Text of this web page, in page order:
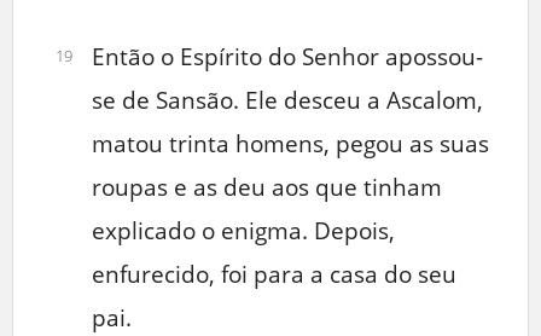
19
Então o Espírito do Senhor apossou-
se de Sansão. Ele desceu a Ascalom,
matou trinta homens, pegou as suas
roupas e as deu aos que tinham
explicado o enigma. Depois,
enfurecido, foi para a casa do seu
pai.